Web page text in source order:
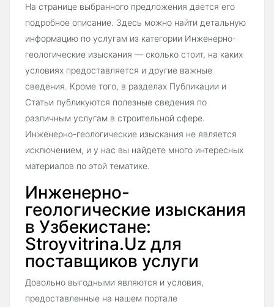
На странице выбранного предложения дается его
подробное описание. Здесь можно найти детальную
информацию по услугам из категории Инженерно-
геологические изыскания — сколько стоит, на каких
условиях предоставляется и другие важные
сведения. Кроме того, в разделах Публикации и
Статьи публикуются полезные сведения по
различным услугам в строительной сфере.
Инженерно-геологические изыскания не является
исключением, и у нас вы найдете много интересных
материалов по этой тематике.
Инженерно-
геологические изыскания
в Узбекистане:
Stroyvitrina.Uz для
поставщиков услуги
Довольно выгодными являются и условия,
предоставленные на нашем портале